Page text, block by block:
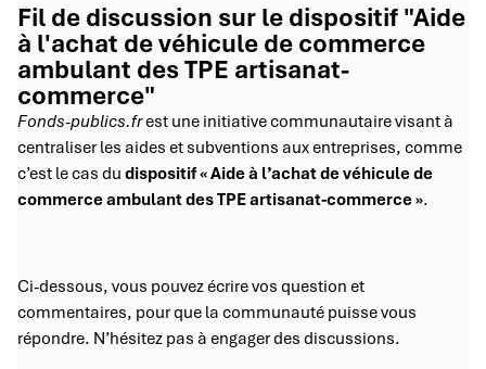
Fil de discussion sur le dispositif "Aide
à l'achat de véhicule de commerce
ambulant des TPE artisanat-
commerce"
Fonds-publics.frest une initiative communautaire visant à
centraliser les aides et subventions aux entreprises, comme
c’est le cas du dispositif « Aide à l’achat de véhicule de
commerce ambulant des TPE artisanat-commerce ».
Ci-dessous, vous pouvez écrire vos question et
commentaires, pour que la communauté puisse vous
répondre. N’hésitez pas à engager des discussions.